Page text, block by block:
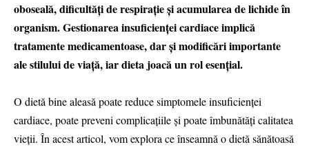
oboseală, dificultăți de respirație și acumularea de lichide în
organism. Gestionarea insuficienței cardiace implică
tratamente medicamentoase, dar și modificări importante
ale stilului de viață, iar dieta joacă un rol esențial.
O dietă bine aleasă poate reduce simptomele insuficienței
cardiace, poate preveni complicațiile și poate îmbunătăți calitatea
vieții. În acest articol, vom explora ce înseamnă o dietă sănătoasă